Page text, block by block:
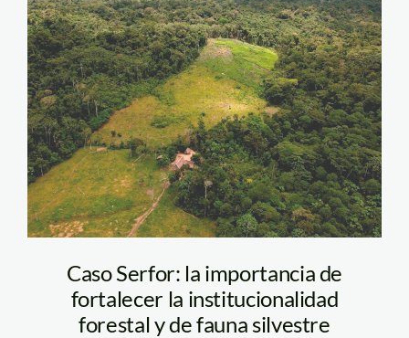
Sierra del
Caso Serfor: la importancia de
fortalecer la institucionalidad
forestal y de fauna silvestre